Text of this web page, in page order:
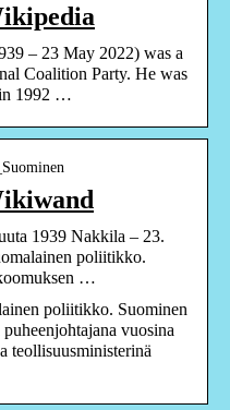
– 23 May 2022) was a
Coalition Party. He was
1992 …
1939 Nakkila – 23.
poliitikko.
…
poliitikko. Suominen
vuosina
teollisuusministerinä